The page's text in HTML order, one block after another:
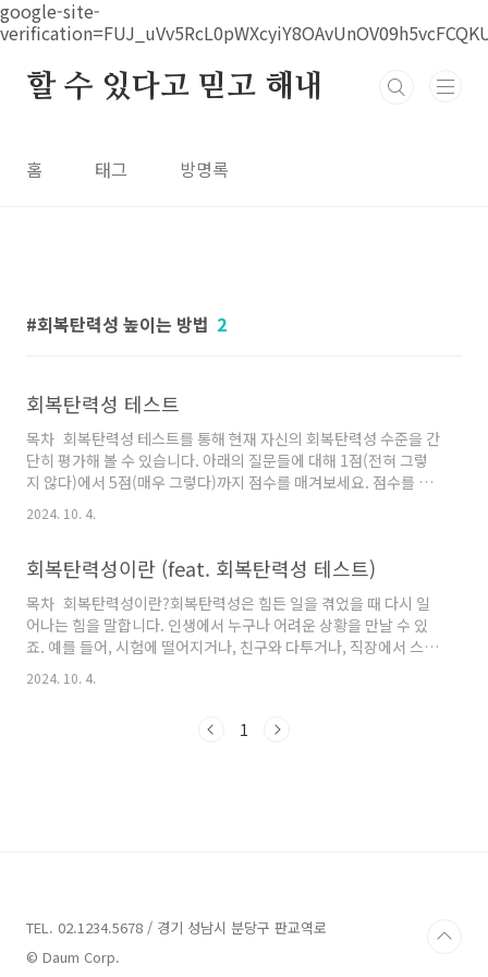
google-site-
본문 바로가기
할 수 있다고 믿고 해내
홈 태그 방명록
회복탄력성 높이는 방법 2
회복탄력성 테스트
목차 회복탄력성 테스트를 통해 현재 자신의 회복탄력성 수준을 간
단히 평가해 볼 수 있습니다. 아래의 질문들에 대해 1점(전혀 그렇
지 않다)에서 5점(매우 그렇다)까지 점수를 매겨보세요. 점수를 합
산하여 자신이 얼마나 회복탄력성이 높은지 확인할 수 있습니다. 각
문항마다 (1 ~ 5 점 중 선택) 하여 합산하기힘든 일이 있어도 금방
있다스트레스를 받을 때도 침착하게 대응하려고 노력한다어려운
상황에서도 긍정적인 면을 찾으려고 한다친구나 가족에게 도움을
요청하는 것이 어렵지 않다나의 감정을 잘 조절할 수 있다어떤 일이
일어나도 내 인생을 통제할 수 있다고 느낀다문제가 생겼을 때 해결
할 방법을 찾아낸다힘든 일을 겪고 나면 오히려 더 강해졌다..
2024. 10. 4.
회복탄력성이란 (feat. 회복탄력성 테스트)
목차 회복탄력성이란?회복탄력성은 힘든 일을 겪었을 때 다시 일
어나는 힘을 말합니다. 인생에서 누구나 어려운 상황을 만날 수 있
죠. 예를 들어, 시험에 떨어지거나, 친구와 다투거나, 직장에서 스트
레스를 받을 때, 이런 일들을 극복하고 다시 평소처럼 생활하는 능
력이 회복탄력성입니다. 이 능력은 타고날 수도 있지만, 연습을 통
까요?쉽게 말해서, 회복탄력성은 힘든 상황에서 다시 일어서는 힘
2024. 10. 4.
1
TEL. 02.1234.5678 / 경기 성남시 분당구 판교역로
© Daum Corp.